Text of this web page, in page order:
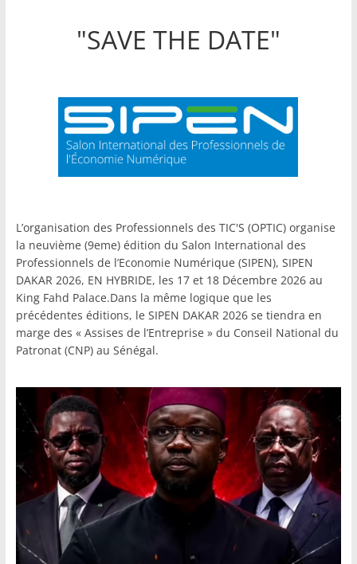
"SAVE THE DATE"
L’organisation des Professionnels des TIC'S (OPTIC) organise
la neuvième (9eme) édition du Salon International des
Professionnels de l’Economie Numérique (SIPEN), SIPEN
DAKAR 2026, EN HYBRIDE, les 17 et 18 Décembre 2026 au
King Fahd Palace.Dans la même logique que les
précédentes éditions, le SIPEN DAKAR 2026 se tiendra en
marge des « Assises de l’Entreprise » du Conseil National du
Patronat (CNP) au Sénégal.